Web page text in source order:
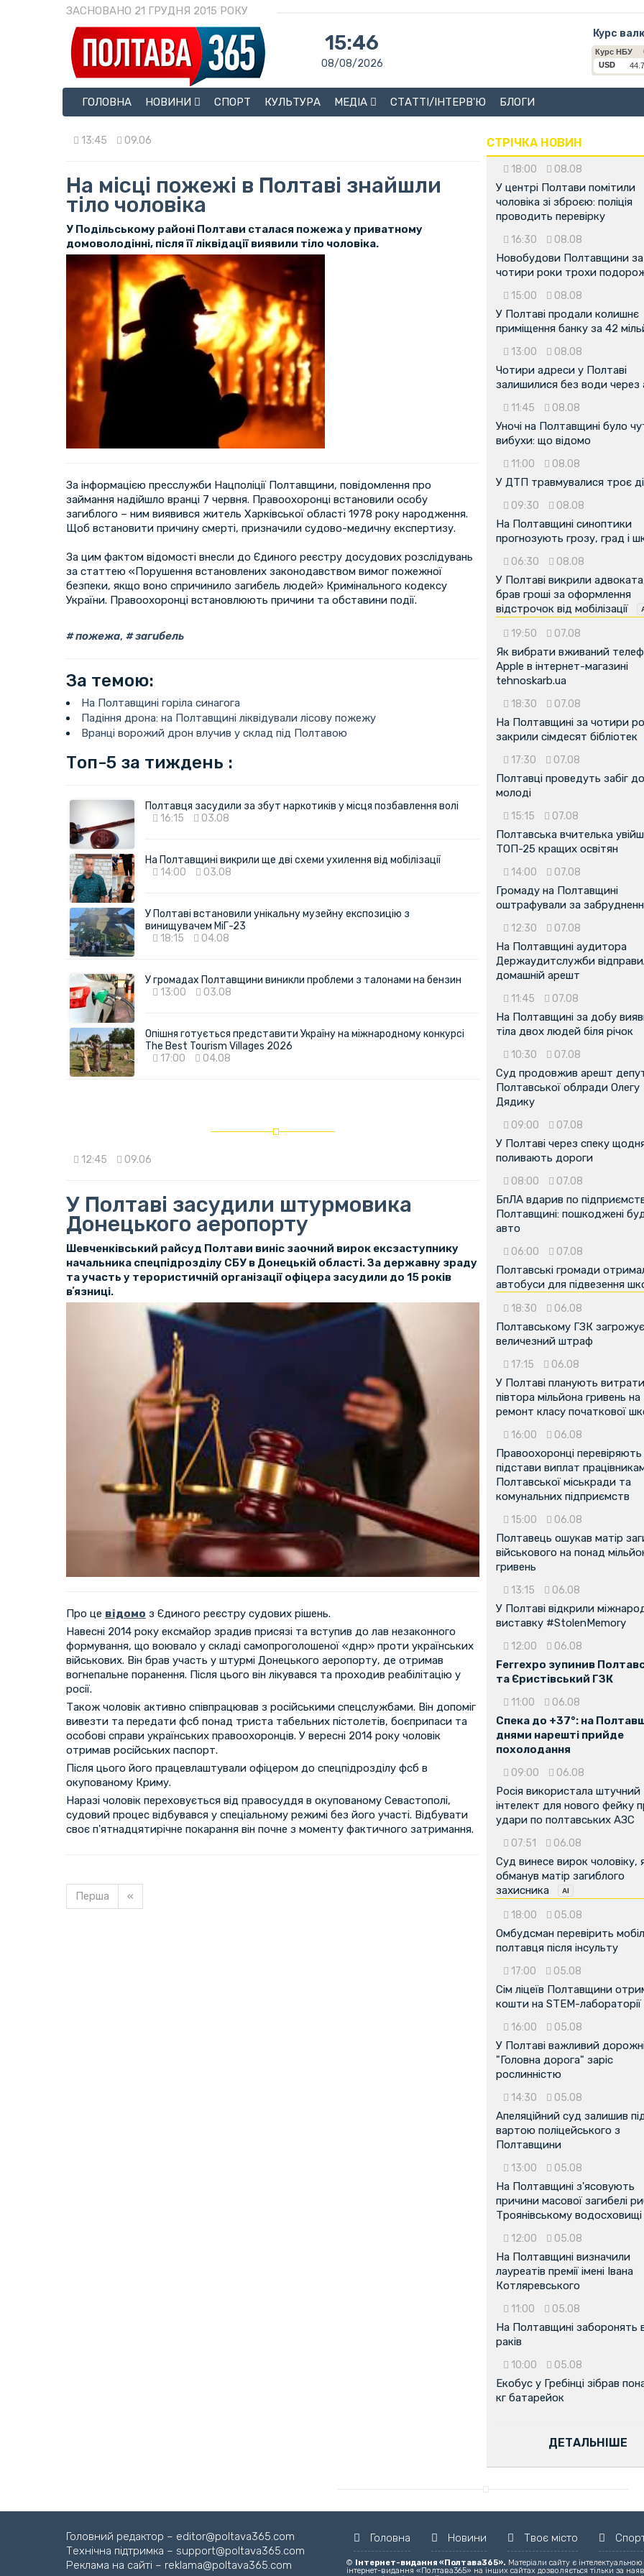
ЗАСНОВАНО 21 ГРУДНЯ 2015 РОКУ
15:46
08/08/2026
Курс
ГОЛОВНА
НОВИНИ СПОРТ КУЛЬТУРА МЕДІА СТАТТІ/ІНТЕРВ'Ю БЛОГИ
13:45 09.06
На місці пожежі в Полтаві знайшли
тіло чоловіка
У Подільському районі Полтави сталася пожежа у приватному
домоволодінні, після її ліквідації виявили тіло чоловіка.
За інформацією пресслужби Нацполіції Полтавщини, повідомлення про
займання надійшло вранці 7 червня. Правоохоронці встановили особу
загиблого – ним виявився житель Харківської області 1978 року народження.
Щоб встановити причину смерті, призначили судово-медичну експертизу.
За цим фактом відомості внесли до Єдиного реєстру досудових розслідувань
за статтею «Порушення встановлених законодавством вимог пожежної
безпеки, якщо воно спричинило загибель людей» Кримінального кодексу
України. Правоохоронці встановлюють причини та обставини події.
пожежа, загибель
За темою:
На Полтавщині горіла синагога
Падіння дрона: на Полтавщині ліквідували лісову пожежу
Вранці ворожий дрон влучив у склад під Полтавою
Топ-5 за тиждень :
Полтавця засудили за збут наркотиків у місця позбавлення волі
16:15
03.08
На Полтавщині викрили ще дві схеми ухилення від мобілізації
14:00
03.08
У Полтаві встановили унікальну музейну експозицію з
винищувачем МіГ-23
18:15
04.08
У громадах Полтавщини виникли проблеми з талонами на бензин
13:00
03.08
Опішня готується представити Україну на міжнародному конкурсі
The Best Tourism Villages 2026
17:00
04.08
12:45 09.06
У Полтаві засудили штурмовика
Донецького аеропорту
Шевченківський райсуд Полтави виніс заочний вирок ексзаступнику
начальника спецпідрозділу СБУ в Донецькій області. За державну зраду
та участь у терористичній організації офіцера засудили до 15 років
вʼязниці.
Про це відомо з Єдиного реєстру судових рішень.
Навесні 2014 року ексмайор зрадив присязі та вступив до лав незаконного
формування, що воювало у складі самопроголошеної «днр» проти українських
військових. Він брав участь у штурмі Донецького аеропорту, де отримав
вогнепальне поранення. Після цього він лікувався та проходив реабілітацію у
росії.
Також чоловік активно співпрацював з російськими спецслужбами. Він допоміг
вивезти та передати фсб понад триста табельних пістолетів, боєприпаси та
особові справи українських правоохоронців. У вересні 2014 року чоловік
отримав російських паспорт.
Після цього його працевлаштували офіцером до спецпідрозділу фсб в
окупованому Криму.
Наразі чоловік переховується від правосуддя в окупованому Севастополі,
судовий процес відбувався у спеціальному режимі без його участі. Відбувати
своє п'ятнадцятирічне покарання він почне з моменту фактичного затримання.
Перша «
СТРІЧКА НОВИН
18:00 08.08
У центрі Полтави помітили
чоловіка зі зброєю: поліція
проводить перевірку
16:30 08.08
Новобудови Полтавщини за
чотири роки трохи
15:00 08.08
У Полтаві продали колишнє
приміщення банку за 42
13:00 08.08
Чотири адреси у Полтаві
залишилися без води через
11:45 08.08
Уночі на Полтавщині було
вибухи: що відомо
11:00 08.08
У ДТП травмувалися троє
09:30 08.08
На Полтавщині синоптики
прогнозують грозу, град і
06:30 08.08
У Полтаві викрили
брав гроші за оформлення
відстрочок від мобілізації
19:50 07.08
Як вибрати вживаний
Apple в інтернет-магазині
tehnoskarb.ua
18:30 07.08
На Полтавщині за чотири
закрили сімдесят бібліотек
17:30 07.08
Полтавці проведуть забіг
молоді
15:15 07.08
Полтавська вчителька
ТОП-25 кращих освітян
14:00 07.08
Громаду на Полтавщині
оштрафували за
12:30 07.08
На Полтавщині аудитора
Держаудитслужби
домашній арешт
11:45 07.08
На Полтавщині за добу
тіла двох людей біля річок
10:30 07.08
Суд продовжив арешт
Полтавської облради Олегу
Дядику
09:00 07.08
У Полтаві через спеку
поливають дороги
08:00 07.08
БпЛА вдарив по
Полтавщині: пошкоджені
авто
06:00 07.08
Полтавські громади
автобуси для підвезення
18:30 06.08
Полтавському ГЗК загрожує
величезний штраф
17:15 06.08
У Полтаві планують
півтора мільйона гривень на
ремонт класу початкової
16:00 06.08
Правоохоронці перевіряють
підстави виплат
Полтавської міськради та
комунальних підприємств
15:00 06.08
Полтавець ошукав матір
військового на понад
гривень
13:15 06.08
У Полтаві відкрили
виставку #StolenMemory
12:00 06.08
Ferrexpo зупинив
та Єристівський ГЗК
11:00 06.08
Спека до +37°: на
днями нарешті прийде
похолодання
09:00 06.08
Росія використала штучний
інтелект для нового фейку
удари по полтавських АЗС
07:51 06.08
Суд винесе вирок чоловіку,
обманув матір загиблого
захисника
18:00 05.08
Омбудсман перевірить
полтавця після інсульту
17:00 05.08
Сім ліцеїв Полтавщини
кошти на STEM-лабораторії
16:00 05.08
У Полтаві важливий
"Головна дорога" заріс
рослинністю
14:30 05.08
Апеляційний суд залишив
вартою поліцейського з
Полтавщини
13:00 05.08
На Полтавщині з'ясовують
причини масової загибелі
Троянівському водосховищі
12:00 05.08
На Полтавщині визначили
лауреатів премії імені Івана
Котляревського
11:00 05.08
На Полтавщині заборонять
раків
10:00 05.08
Екобус у Гребінці зібрав
кг батарейок
ДЕТАЛЬНІШЕ
Головний редактор – editor@poltava365.com
Технічна підтримка – support@poltava365.com
Реклама на сайті – reklama@poltava365.com
Головна Новини Твоє місто
© Інтернет-видання «Полтава365». Матеріали сайту є
інтернет-видання «Полтава365» на інших сайтах дозволяється тільки за